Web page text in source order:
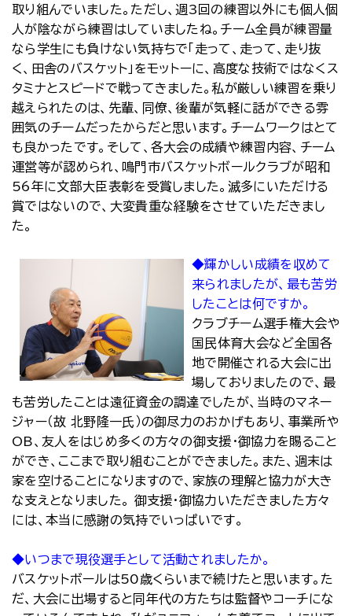
取り組んでいました。ただし、週3回の練習以外にも個人個
人が陰ながら練習はしていましたね。チーム全員が練習量
なら学生にも負けない気持ちで「走って、走って、走り抜
く、田舎のバスケット」をモットーに、高度な技術ではなくス
タミナとスピードで戦ってきました。私が厳しい練習を乗り
越えられたのは、先輩、同僚、後輩が気軽に話ができる雰
囲気のチームだったからだと思います。チームワークはとて
も良かったです。そして、各大会の成績や練習内容、チーム
運営等が認められ、鳴門市バスケットボールクラブが昭和
56年に文部大臣表彰を受賞しました。滅多にいただける
賞ではないので、大変貴重な経験をさせていただきまし
た。
◆輝かしい成績を収めて
来られましたが、最も苦労
したことは何ですか。
クラブチーム選手権大会や
国民体育大会など全国各
地で開催される大会に出
場しておりましたので、最
も苦労したことは遠征資金の調達でしたが、当時のマネー
ジャー（故 北野隆一氏）の御尽力のおかげもあり、事業所や
OB、友人をはじめ多くの方々の御支援・御協力を賜ること
ができ、ここまで取り組むことができました。また、週末は
家を空けることになりますので、家族の理解と協力が大き
な支えとなりました。 御支援・御協力いただきました方々
には、本当に感謝の気持でいっぱいです。
◆いつまで現役選手として活動されましたか。
バスケットボールは50歳くらいまで続けたと思います。た
だ、大会に出場すると同年代の方たちは監督やコーチにな